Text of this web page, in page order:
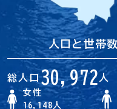
人口と世帯
総人口30,972人
女性
16,148人